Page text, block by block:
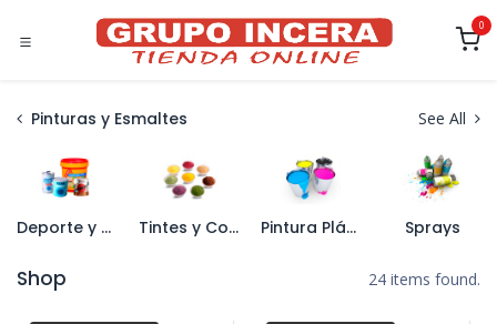
0
Pinturas y Esmaltes See All
Deporte y Naútica Tintes y Colorantes Pintura Plástica Sprays
Shop 24 items found.